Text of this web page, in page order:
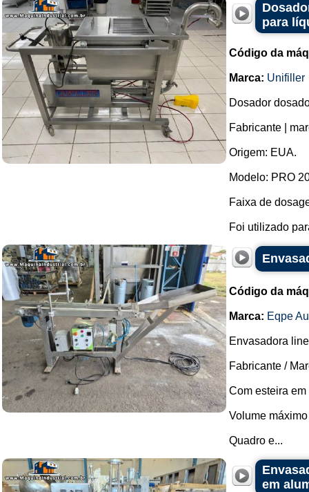
para
Código da
Marca: Unifiller
Dosador
Fabricante |
Origem: EUA.
Modelo: PRO
Faixa de
Foi utilizado
Código da
Marca: Eqpe
Envasadora
Fabricante /
Com esteira
Volume
Quadro e...
em